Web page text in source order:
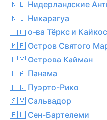
🇳🇱 Нидерландские
🇳🇮 Никарагуа
🇹🇨 о-ва Тёркс и Кайкос
🇲🇫 Остров Святого
🇰🇾 Острова Кайман
🇵🇦 Панама
🇵🇷 Пуэрто-Рико
🇸🇻 Сальвадор
🇧🇱 Сен-Бартелеми